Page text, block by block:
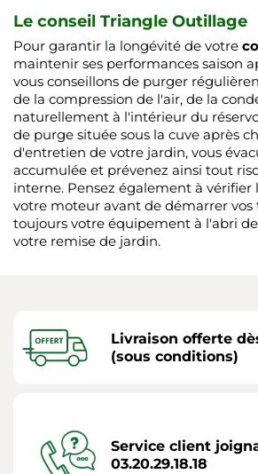
Le conseil Triangle Outillage
Pour garantir la longévité de votre
maintenir ses performances saison
vous conseillons de purger
de la compression de l'air, de la
naturellement à l'intérieur du
de purge située sous la cuve après
d'entretien de votre jardin, vous
accumulée et prévenez ainsi tout
interne. Pensez également à vérifier
votre moteur avant de démarrer vos
toujours votre équipement à l'abri
votre remise de jardin.
Livraison offerte
(sous conditions)
Service client
03.20.29.18.18